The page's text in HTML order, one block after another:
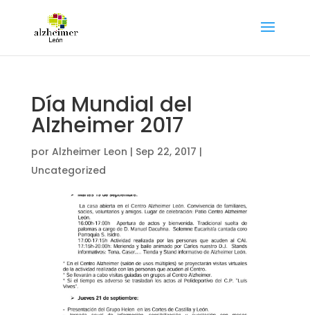
Día Mundial del
Alzheimer 2017
por Alzheimer Leon | Sep 22, 2017 |
Uncategorized